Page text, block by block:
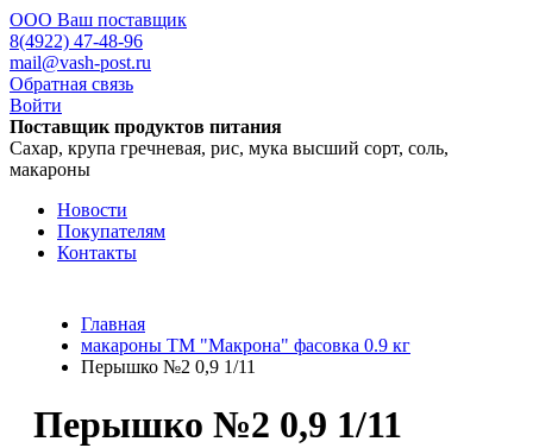
ООО Ваш поставщик
8(4922) 47-48-96
mail@vash-post.ru
Обратная связь
Войти
Поставщик продуктов питания
Сахар, крупа гречневая, рис, мука высший сорт, соль,
макароны
Новости
Покупателям
Контакты
Главная
макароны ТМ "Макрона" фасовка 0.9 кг
Перышко №2 0,9 1/11
Перышко №2 0,9 1/11